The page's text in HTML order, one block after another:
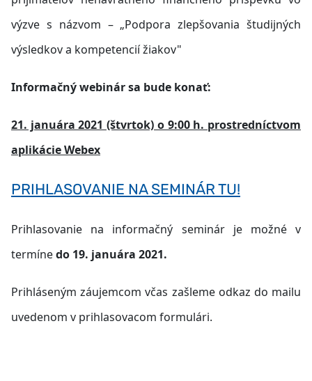
výzve s názvom – „Podpora zlepšovania študijných
výsledkov a kompetencií žiakov"
Informačný webinár sa bude konať:
21. januára 2021 (štvrtok) o 9:00 h. prostredníctvom
aplikácie Webex
PRIHLASOVANIE NA SEMINÁR TU!
Prihlasovanie na informačný seminár je možné v
termínedo 19. januára 2021.
Prihláseným záujemcom včas zašleme odkaz do mailu
uvedenom v prihlasovacom formulári.